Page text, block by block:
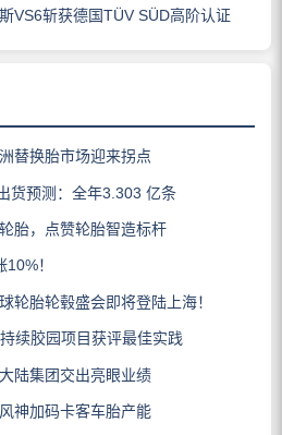
VS6斩获德国TÜV SÜD高阶认证
替换胎市场迎来拐点
货预测：全年3.303 亿条
胎，点赞轮胎智造标杆
！
轮胎轮毂盛会即将登陆上海！
续胶园项目获评最佳实践
陆集团交出亮眼业绩
神加码卡客车胎产能